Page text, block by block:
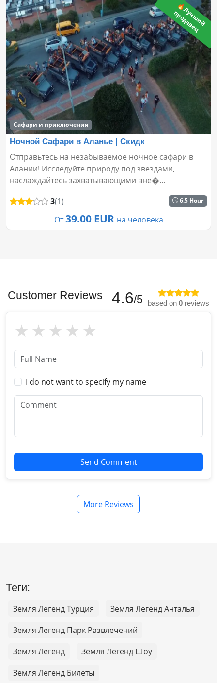
🔥
Л
у
ч
ш
и
й
п
р
о
д
а
в
е
ц
Сафари и приключения
Ночной Сафари в Аланье | Скидк
Отправьтесь на незабываемое ночное сафари в
Алании! Исследуйте природу под звездами,
наслаждайтесь захватывающими вне�...
3(1) 6.5 Hour
От 39.00 EUR на человека
Customer Reviews 4.6/5 based on 0 reviews
I do not want to specify my name
Send Comment
More Reviews
Теги:
Земля Легенд Турция
Земля Легенд Анталья
Земля Легенд Парк Развлечений
Земля Легенд
Земля Легенд Шоу
Земля Легенд Билеты